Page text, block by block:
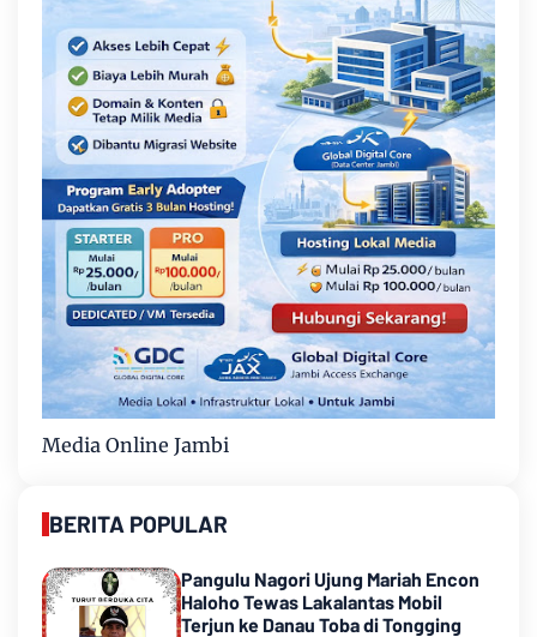
Media Online Jambi
BERITA POPULAR
Pangulu Nagori Ujung Mariah Encon
Haloho Tewas Lakalantas Mobil
Terjun ke Danau Toba di Tongging